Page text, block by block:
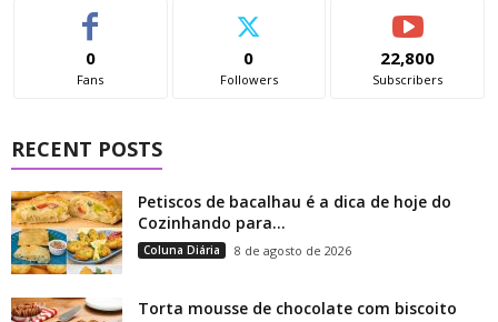
0
Fans
0
Followers
22,800
Subscribers
RECENT POSTS
Petiscos de bacalhau é a dica de hoje do
Cozinhando para...
Coluna Diária 8 de agosto de 2026
Torta mousse de chocolate com biscoito